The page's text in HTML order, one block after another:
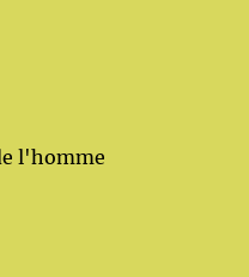
l'homme